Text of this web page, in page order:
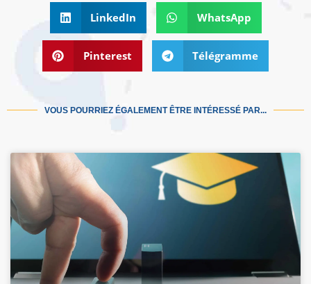
LinkedIn WhatsApp
Pinterest Télégramme
VOUS POURRIEZ ÉGALEMENT ÊTRE INTÉRESSÉ PAR...